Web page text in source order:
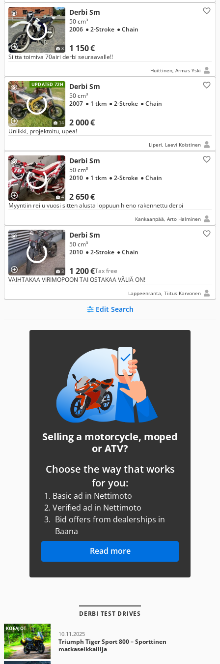
8
Derbi Sm
1 150 €
50 cm³
2006 ● 2-Stroke ● Chain
Siittä toimiva 70airi derbi seuraavalle!!
Huittinen, Armas Yski
UPDATED 72H
14
Derbi Sm
2 000 €
50 cm³
2007 ● 1 tkm ● 2-Stroke ● Chain
Uniikki, projektoitu, upea!
Liperi, Leevi Koistinen
4
Derbi Sm
2 650 €
50 cm³
2010 ● 1 tkm ● 2-Stroke ● Chain
Myyntiin reilu vuosi sitten alusta loppuun hieno rakennettu derbi
Kankaanpää, Arto Halminen
3
Derbi Sm
1 200 €Tax free
50 cm³
2010 ● 2-Stroke ● Chain
VAIHTAKAA VIRIMOPOON TAI OSTAKAA VÄLIÄ ON!
Lappeenranta, Tiitus Karvonen
Edit Search
Selling a motorcycle, moped
or ATV?
Choose the way that works
for you:
1. Basic ad in Nettimoto
2. Verified ad in Nettimoto
3. Bid offers from dealerships in
Baana
Read more
DERBI TEST DRIVES
KOEAJOT
10.11.2025
Triumph Tiger Sport 800 – Sporttinen
matkaseikkailija